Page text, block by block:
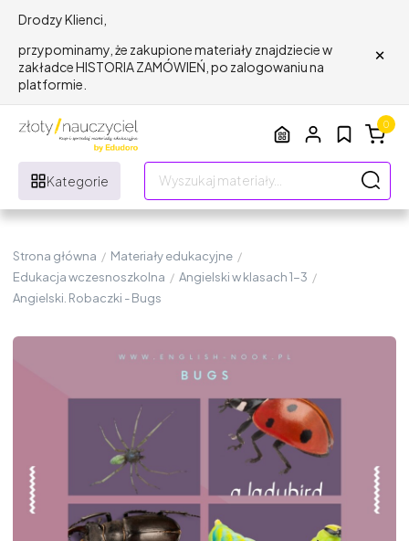
Drodzy Klienci,
przypominamy, że zakupione materiały znajdziecie w
zakładce HISTORIA ZAMÓWIEŃ, po zalogowaniu na
platformie.
×
Kategorie
0
Strona główna / Materiały edukacyjne /
Edukacja wczesnoszkolna / Angielski w klasach 1-3 /
Angielski. Robaczki - Bugs